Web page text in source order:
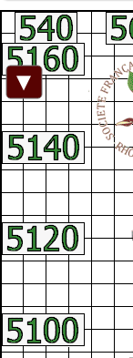
Facebook
Connexion
►